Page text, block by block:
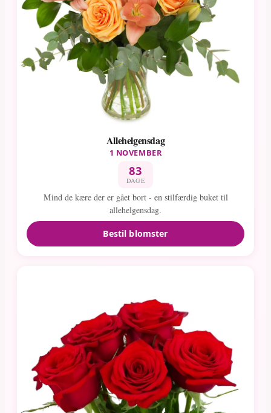
Allehelgensdag
1 NOVEMBER
83
DAGE
Mind de kære der er gået bort - en stilfærdig buket til
allehelgensdag.
Bestil blomster